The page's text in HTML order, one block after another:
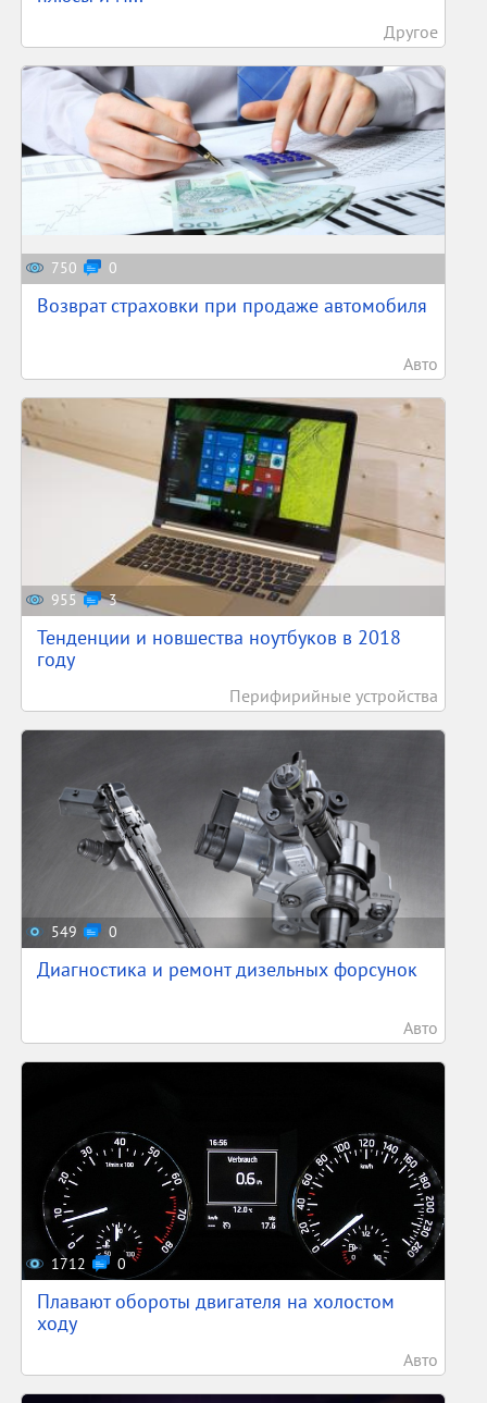
Другое
750 0
Возврат страховки при продаже автомобиля
Авто
955 3
Тенденции и новшества ноутбуков в 2018
году
Перифирийные устройства
549 0
Диагностика и ремонт дизельных форсунок
Авто
1712 0
Плавают обороты двигателя на холостом
ходу
Авто